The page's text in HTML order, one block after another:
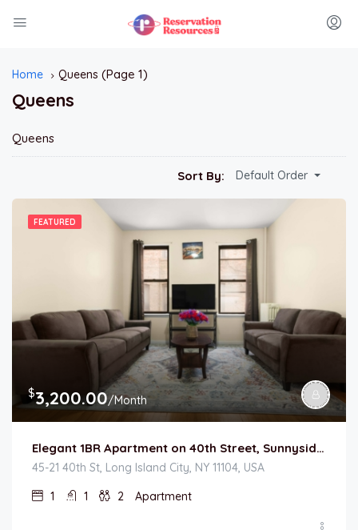
Home Queens (Page 1)
Queens
Queens
Sort By: Default Order
FEATURED
$3,200.00/Month
Elegant 1BR Apartment on 40th Street, Sunnyside – Walk to Subway
45-21 40th St, Long Island City, NY 11104, USA
1
1 2 Apartment